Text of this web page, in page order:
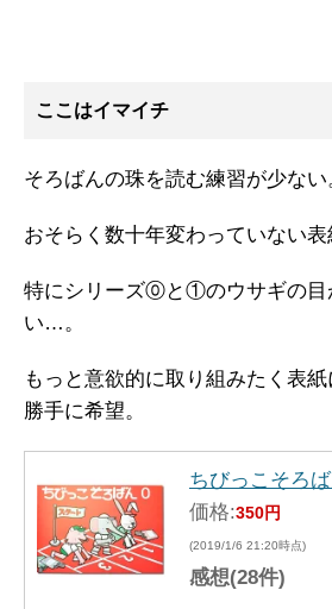
ここはイマイチ
そろばんの珠を読む練習が少ない
おそらく数十年変わっていない表
特にシリーズ⓪と①のウサギの目
い…。
もっと意欲的に取り組みたく表
勝手に希望。
ちびっこそろ
価格:350円
(2019/1/6 21:20時点)
感想(28件)